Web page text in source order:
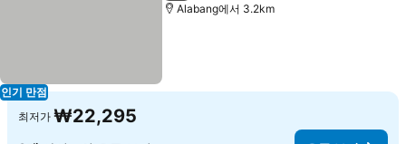
인기 만점
Alabang에서 3.2km
최저가 ₩22,295